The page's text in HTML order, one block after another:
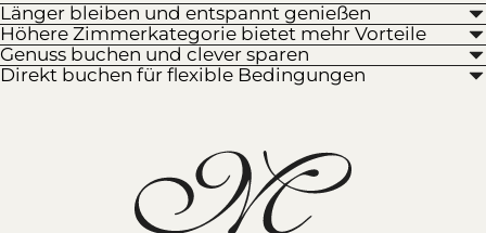
Länger bleiben und entspannt genießen
Höhere Zimmerkategorie bietet mehr Vorteile
Genuss buchen und clever sparen
Direkt buchen für flexible Bedingungen